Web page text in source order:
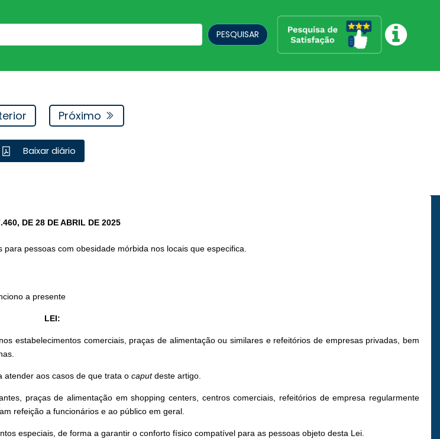
PESQUISAR
Próximo
Baixar diário
DE 28 DE ABRIL DE 2025
pessoas com obesidade mórbida nos locais que especifica.
a presente
LEI:
estabelecimentos comerciais, praças de alimentação ou similares e refeitórios de empresas privadas, bem
atender aos casos de que trata ocaputdeste artigo.
praças de alimentação em shopping centers, centros comerciais, refeitórios de empresa regularmente
refeição a funcionários e ao público em geral.
especiais, de forma a garantir o conforto físico compatível para as pessoas objeto desta Lei.